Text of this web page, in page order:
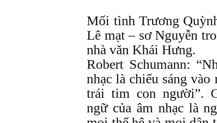
Mối tình Trương
Lê mạt – sơ Nguyễn
nhà văn Khái Hưng.
Robert Schumann:
nhạc là chiếu sáng
trái tim con người”.
ngữ của âm nhạc là